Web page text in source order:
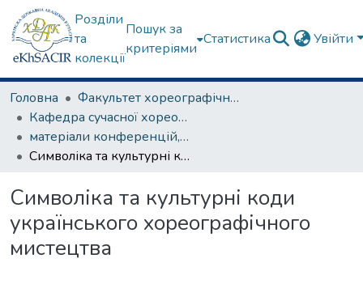
Розділи
та
колекції
Пошук за
критеріями
Статистика Увійти
Головна
Факультет хореографічного мистецтва
Кафедра сучасної хореографії та спортивно-оздоровчих технологій
матеріали конференцій, семінарів, круглих столів та ін.
Символіка та культурні коди українського хореографічного мистецтва
Символіка та культурні коди
українського хореографічного
мистецтва